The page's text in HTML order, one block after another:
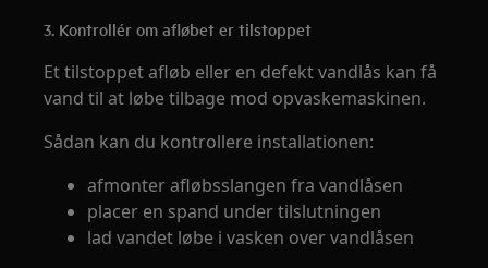
3. Kontrollér om afløbet er tilstoppet
Et tilstoppet afløb eller en defekt vandlås kan få
vand til at løbe tilbage mod opvaskemaskinen.
Sådan kan du kontrollere installationen:
afmonter afløbsslangen fra vandlåsen
placer en spand under tilslutningen
lad vandet løbe i vasken over vandlåsen